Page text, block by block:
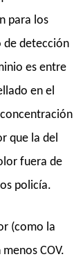
para los
de detección
es entre
en el
que la del
fuera de
policía.
(como la
COV.